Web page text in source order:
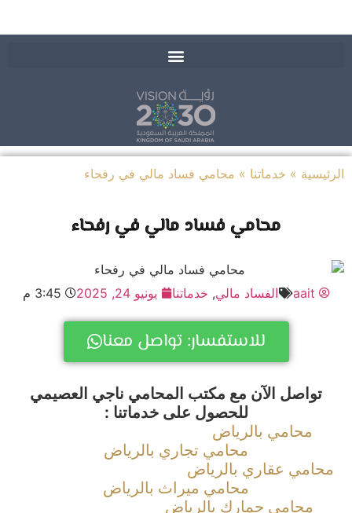
»خدماتنا»محامي فساد مالي في رفحاء
محامي فساد مالي في رفحاء
aait الفساد مالي ,خدماتنا يونيو 24, 2025 3:45 م
للاستفسار: تواصل معنا
تواصل الآن مع مكتب المحامي ناجي العصيمي
للحصول على خدماتنا :
محامي بالرياض
محامي تجاري بالرياض
عقاري بالرياض
محامي ميراث بالرياض
محامي جمارك بالرياض